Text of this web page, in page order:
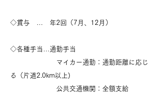
◇賞与 … 年2回（7月、12月）
◇各種手当…通勤手当
マイカー通勤：通勤距離に応じ
る（片道2.0km以上)
公共交通機関：全額支給